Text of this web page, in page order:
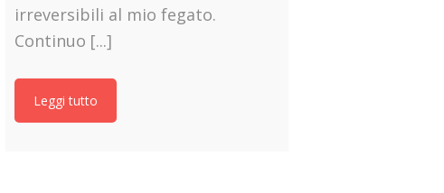
irreversibili al mio fegato.
Continuo [...]
Leggi tutto